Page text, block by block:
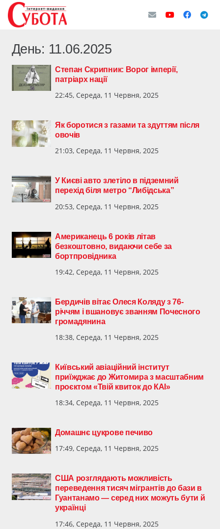
День: 11.06.2025
Степан Скрипник: Ворог імперії,
патріарх нації
22:45, Середа, 11 Червня, 2025
Як боротися з газами та здуттям після
овочів
21:03, Середа, 11 Червня, 2025
У Києві авто злетіло в підземний
перехід біля метро “Либідська”
20:53, Середа, 11 Червня, 2025
Американець 6 років літав
безкоштовно, видаючи себе за
бортпровідника
19:42, Середа, 11 Червня, 2025
Бердичів вітає Олеся Коляду з 76-
річчям і вшановує званням Почесного
громадянина
18:38, Середа, 11 Червня, 2025
Київський авіаційний інститут
приїжджає до Житомира з масштабним
проєктом «Твій квиток до КАІ»
18:34, Середа, 11 Червня, 2025
Домашнє цукрове печиво
17:49, Середа, 11 Червня, 2025
США розглядають можливість
переведення тисяч мігрантів до бази в
Гуантанамо — серед них можуть бути й
українці
17:46, Середа, 11 Червня, 2025